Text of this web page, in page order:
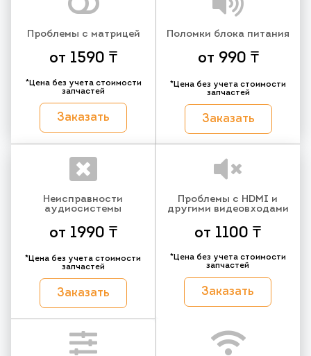
Проблемы с матрицей
от 1590 ₸
*Цена без учета стоимости
запчастей
Заказать
Поломки блока питания
от 990 ₸
*Цена без учета стоимости
запчастей
Заказать
Неисправности
аудиосистемы
от 1990 ₸
*Цена без учета стоимости
запчастей
Заказать
Проблемы с HDMI и
другими видеовходами
от 1100 ₸
*Цена без учета стоимости
запчастей
Заказать